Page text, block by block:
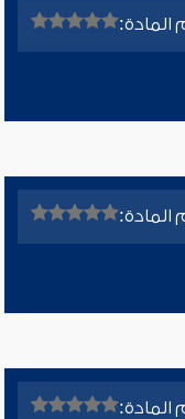
المادة:
المادة:
المادة: